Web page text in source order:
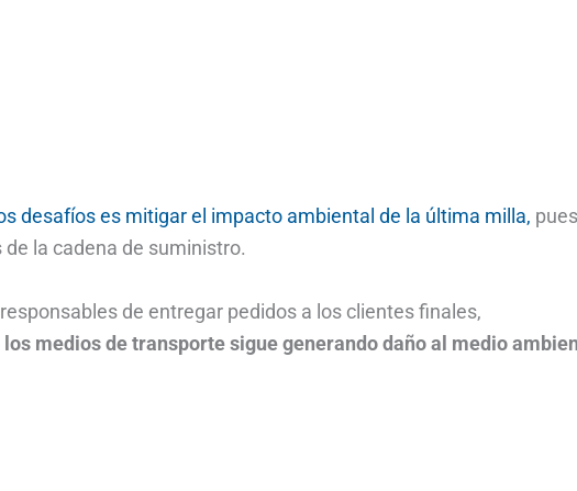
desafíos es mitigar el impacto ambiental de la última milla,
la cadena de suministro.
de entregar pedidos a los clientes finales,
los medios de transporte sigue generando daño al medio